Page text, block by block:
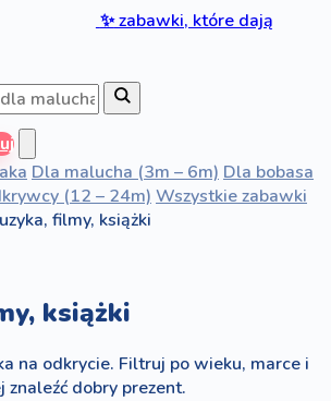
✨zabawki, które dają
Dla malucha (3m – 6m) Dla bobasa
(12 – 24m) Wszystkie zabawki
filmy, książki
książki
na odkrycie. Filtruj po wieku, marce i
znaleźć dobry prezent.